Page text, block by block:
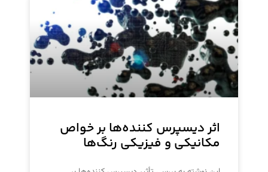
اثر دیسپرس کننده‌ها بر خواص
مکانیکی و فیزیکی رنگ‌ها